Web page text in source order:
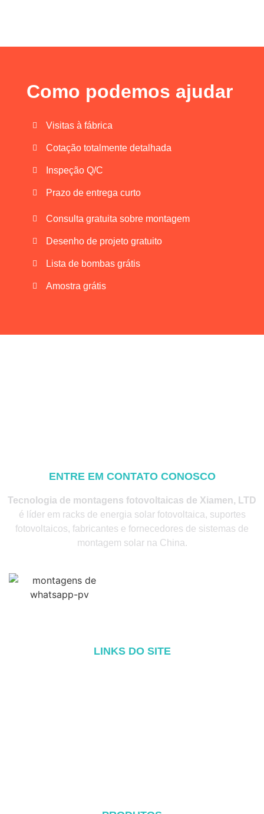
Como podemos ajudar
Visitas à fábrica
Cotação totalmente detalhada
Inspeção Q/C
Prazo de entrega curto
Consulta gratuita sobre montagem
Desenho de projeto gratuito
Lista de bombas grátis
Amostra grátis
ENTRE EM CONTATO CONOSCO
Tecnologia de montagens fotovoltaicas de Xiamen, LTD
é líder em racks de energia solar fotovoltaica, suportes
fotovoltaicos, fabricantes e fornecedores de sistemas de
montagem solar na China.
LINKS DO SITE